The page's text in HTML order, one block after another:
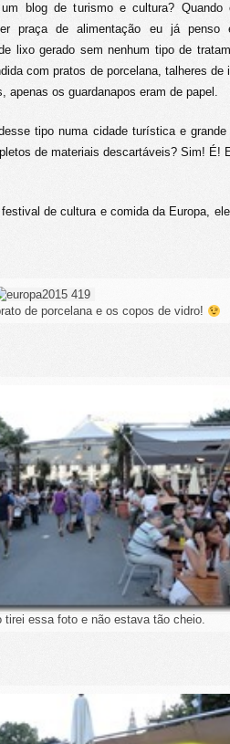
blog de turismo e cultura?
praça de alimentação eu já
lixo gerado sem nenhum tipo de
com pratos de porcelana, talheres de
apenas os guardanapos eram de papel.
tipo numa cidade turística e
de materiais descartáveis? Sim! É!
de cultura e comida da Europa,
de porcelana e os copos de vidro!
tirei essa foto e não estava tão cheio.